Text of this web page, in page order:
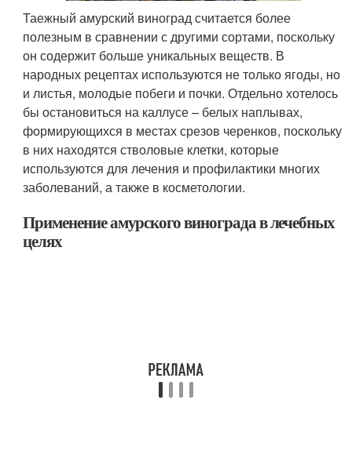
Таежный амурский виноград считается более
полезным в сравнении с другими сортами, поскольку
он содержит больше уникальных веществ. В
народных рецептах используются не только ягоды, но
и листья, молодые побеги и почки. Отдельно хотелось
бы остановиться на каллусе – белых наплывах,
формирующихся в местах срезов черенков, поскольку
в них находятся стволовые клетки, которые
используются для лечения и профилактики многих
заболеваний, а также в косметологии.
Применение амурского винограда в лечебных
целях